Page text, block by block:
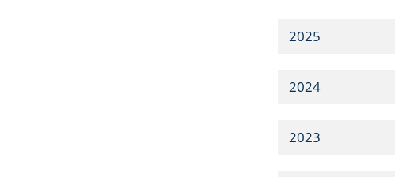
2025
2024
2023